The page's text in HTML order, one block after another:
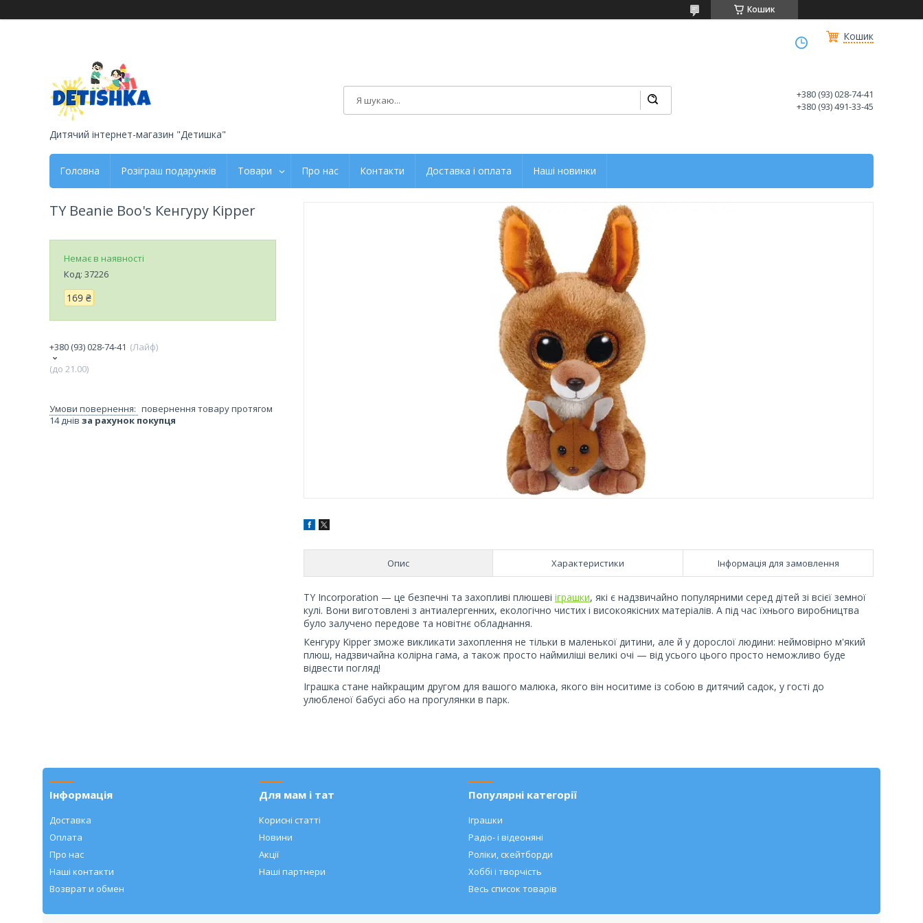
Кошик
Кошик
Дитячий інтернет-магазин "Детишка"
+380 (93) 028-74-41
+380 (93) 491-33-45
Головна Розіграш подарунків Товари Про нас Контакти Доставка і оплата Наші новинки
Опис Характеристики Інформація для замовлення
TY Incorporation — це безпечні та захопливі плюшеві іграшки, які є надзвичайно популярними серед дітей зі всієї земної
кулі. Вони виготовлені з антиалергенних, екологічно чистих і високоякісних матеріалів. А під час їхнього виробництва
було залучено передове та новітнє обладнання.
Кенгуру Kipper зможе викликати захоплення не тільки в маленької дитини, але й у дорослої людини: неймовірно м'який
плюш, надзвичайна колірна гама, а також просто наймиліші великі очі — від усього цього просто неможливо буде
відвести погляд!
Іграшка стане найкращим другом для вашого малюка, якого він носитиме із собою в дитячий садок, у гості до
улюбленої бабусі або на прогулянки в парк.
TY Beanie Boo's Кенгуру Kipper
Немає в наявності
Код: 37226
169 ₴
+380 (93) 028-74-41
Лайф
(до 21.00)
повернення товару протягом
14 днів за рахунок покупця
Інформація
Доставка
Оплата
Про нас
Наші контакти
Возврат и обмен
Для мам і тат
Корисні статті
Новини
Акції
Наші партнери
Популярні категорії
Іграшки
Радіо- і відеоняні
Роліки, скейтборди
Хоббі і творчість
Весь список товарів